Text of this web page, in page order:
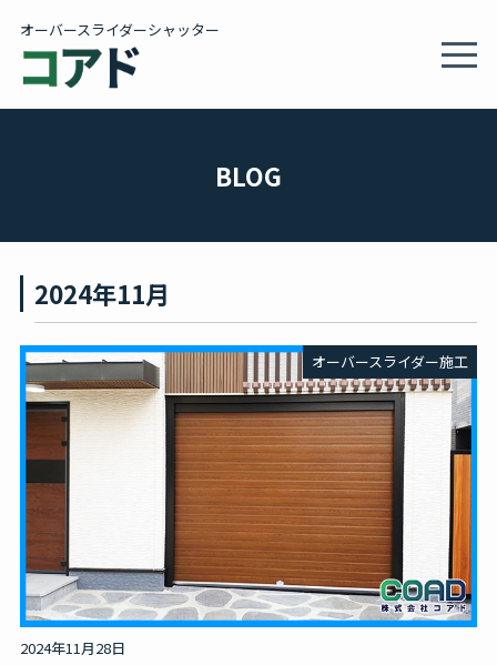
オーバースライダーシャッター
カタログ
BLOG
無料見積・お問合せ
BLOG
2024年11月
オーバースライダー施工
2024年11月28日